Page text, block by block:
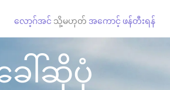
လော့ဂ်အင် သို့မဟုတ် အကောင့် ဖန်တီးရန်
ါ်ဆိုပုံ